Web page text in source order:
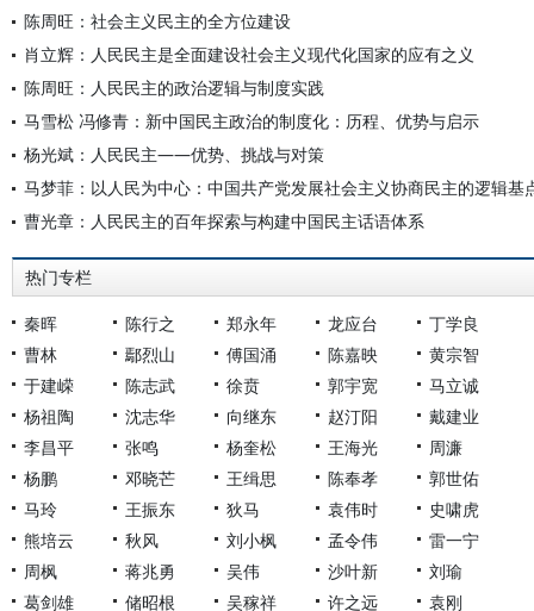
陈周旺：社会主义民主的全方位建设
肖立辉：人民民主是全面建设社会主义现代化国家的应有之义
陈周旺：人民民主的政治逻辑与制度实践
马雪松 冯修青：新中国民主政治的制度化：历程、优势与启示
杨光斌：人民民主——优势、挑战与对策
马梦菲：以人民为中心：中国共产党发展社会主义协商民主的逻辑基
曹光章：人民民主的百年探索与构建中国民主话语体系
热门专栏
秦晖 陈行之 郑永年 龙应台
丁学良
曹林
鄢烈山 傅国涌 陈嘉映
黄宗智
于建嵘
陈志武 徐贲 郭宇宽
马立诚
杨祖陶
沈志华 向继东 赵汀阳
戴建业
李昌平
张鸣 杨奎松 王海光
周濂
杨鹏
邓晓芒 王缉思 陈奉孝
郭世佑
马玲
王振东 狄马 袁伟时
史啸虎
熊培云
秋风 刘小枫 孟令伟
雷一宁
周枫
蒋兆勇 吴伟 沙叶新
刘瑜
葛剑雄
储昭根 吴稼祥 许之远 袁刚